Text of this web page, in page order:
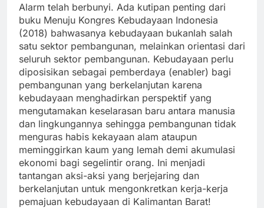
Alarm telah berbunyi. Ada kutipan penting dari
buku Menuju Kongres Kebudayaan Indonesia
(2018) bahwasanya kebudayaan bukanlah salah
satu sektor pembangunan, melainkan orientasi dari
seluruh sektor pembangunan. Kebudayaan perlu
diposisikan sebagai pemberdaya (enabler) bagi
pembangunan yang berkelanjutan karena
kebudayaan menghadirkan perspektif yang
mengutamakan keselarasan baru antara manusia
dan lingkungannya sehingga pembangunan tidak
menguras habis kekayaan alam ataupun
meminggirkan kaum yang lemah demi akumulasi
ekonomi bagi segelintir orang. Ini menjadi
tantangan aksi-aksi yang berjejaring dan
berkelanjutan untuk mengonkretkan kerja-kerja
pemajuan kebudayaan di Kalimantan Barat!